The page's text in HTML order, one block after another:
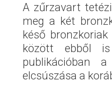
A zűrzavart
meg a két
késő
között ebből
publikációban
elcsúszása a